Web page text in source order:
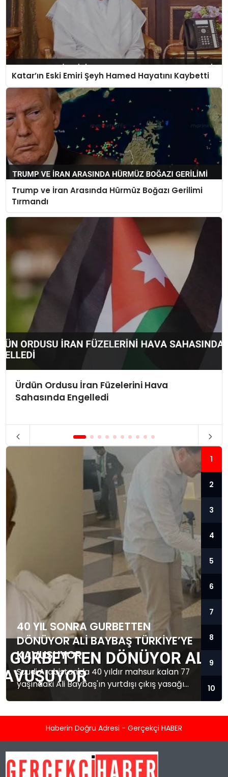
Katar’ın Eski Emiri Şeyh Hamed Hayatını Kaybetti
Trump ve İran Arasında Hürmüz Boğazı Gerilimi
Tırmandı
Ürdün Ordusu İran Füzelerini Hava
Sahasında Engelledi
40 YIL SONRA GURBETTEN
DÖNÜYOR ALI BAYBAŞ TÜRKIYE’YE
KAVUŞUYOR
Suudi Arabistan'da 40 yıldır mahsur kalan 77
yaşındaki Ali Baybaş'ın yurtdışı çıkış yasağı
1
2
3
4
5
6
7
8
9
10
Haberin Doğru Adresi - Gerçekçi HABER